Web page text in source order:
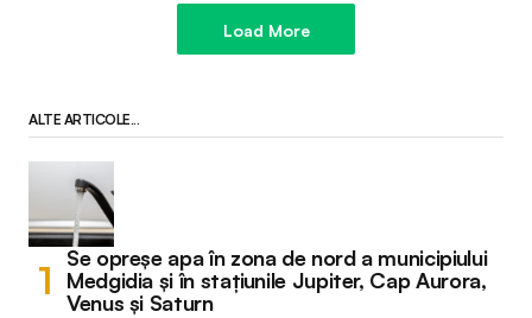
Load More
ALTE ARTICOLE...
Se opreșe apa în zona de nord a municipiului
Medgidia și în stațiunile Jupiter, Cap Aurora,
Venus și Saturn